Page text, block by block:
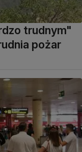
trudnym"
pożar